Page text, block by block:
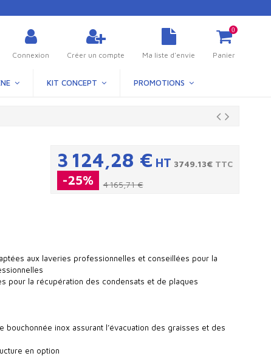
Connexion Créer un compte Ma liste d'envie
0
Panier
KIT CONCEPT PROMOTIONS
3 124,28 € HT 3749.13€ TTC
-25% 4 165,71 €
aux laveries professionnelles et conseillées pour la
pour la récupération des condensats et de plaques
inox assurant l’évacuation des graisses et des
en option